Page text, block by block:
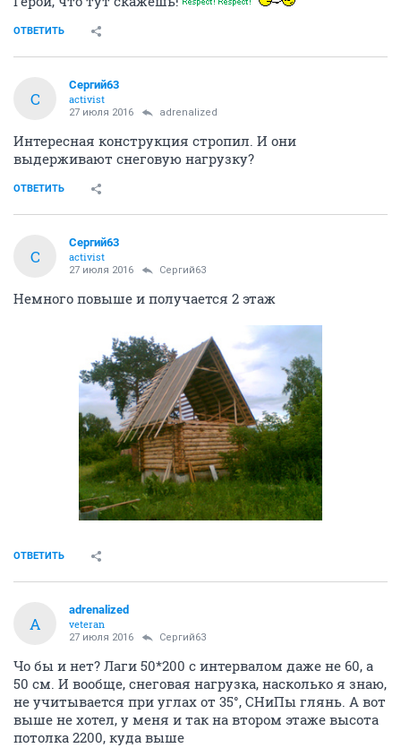
ОТВЕТИТЬ
С
Сергий63
activist
27 июля 2016 adrenalized
Интересная конструкция стропил. И они
выдерживают снеговую нагрузку?
ОТВЕТИТЬ
С
Сергий63
activist
27 июля 2016 Сергий63
Немного повыше и получается 2 этаж
ОТВЕТИТЬ
A
adrenalized
veteran
27 июля 2016 Сергий63
Чо бы и нет? Лаги 50*200 с интервалом даже не 60, а
50 см. И вообще, снеговая нагрузка, насколько я знаю,
не учитывается при углах от 35°, СНиПы глянь. А вот
выше не хотел, у меня и так на втором этаже высота
потолка 2200, куда выше